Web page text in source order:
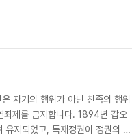
연루되는 순간 끝장이었기에, 두
피해자들과 가족들은 ..
자기의 행위가 아닌 친족의 행위
좌제를 금지합니다. 1894년 갑오
지되었고, 독재정권이 정권의 유